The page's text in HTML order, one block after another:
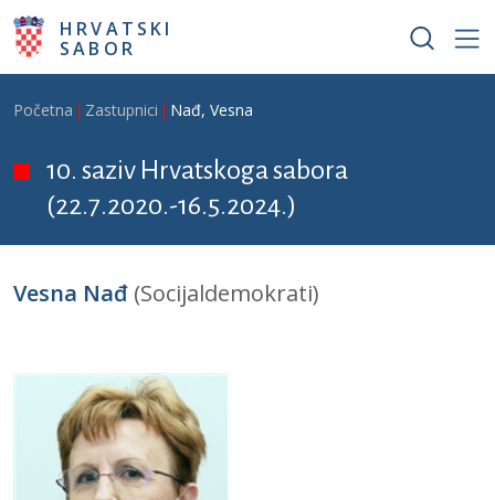
Skoči na glavni sadržaj
HRVATSKI
SABOR
Breadcrumb
Početna Zastupnici Nađ, Vesna
10. saziv Hrvatskoga sabora
(22.7.2020.-16.5.2024.)
Vesna Nađ (Socijaldemokrati)